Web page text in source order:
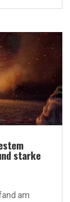
starke
am